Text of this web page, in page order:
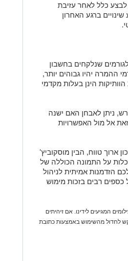
לא תוכלו לבצע כלל לאחר עזיבת
ברגע האחרון
שנלקחים בחשבון
ההמרה יהיו גבוהים יותר,
הינן בעלות מקדמי
ניתן לאבחן האם ישנה
אל מול האפשרויות
ארוך טווח, הבין מוסקוביץ'
על התמונה הכוללה של
הזדמנות אמיתית לניהול
כספים רבים בזכות מימוש
המגיעים לידינו. אם זיהיתים
לחדול מהשימוש באמצעות כתובת